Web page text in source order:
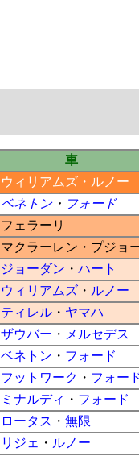
車
ウィリアムズ ・ ルノー
ベネトン・ フォード
フェラーリ
マクラーレン ・ プジョ
ジョーダン ・ ハート
ウィリアムズ ・ ルノー
ティレル ・ ヤマハ
ザウバー ・ メルセデス
ベネトン ・ フォード
フットワーク ・ フォー
ミナルディ ・ フォード
ロータス ・ 無限
リジェ ・ ルノー